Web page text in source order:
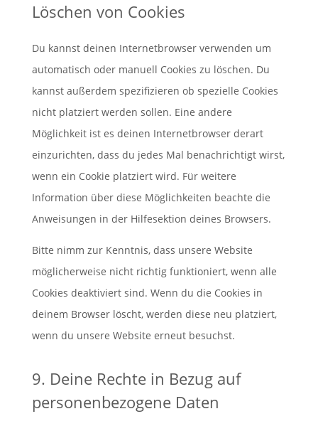
Löschen von Cookies
Du kannst deinen Internetbrowser verwenden um
automatisch oder manuell Cookies zu löschen. Du
kannst außerdem spezifizieren ob spezielle Cookies
nicht platziert werden sollen. Eine andere
Möglichkeit ist es deinen Internetbrowser derart
einzurichten, dass du jedes Mal benachrichtigt wirst,
wenn ein Cookie platziert wird. Für weitere
Information über diese Möglichkeiten beachte die
Anweisungen in der Hilfesektion deines Browsers.
Bitte nimm zur Kenntnis, dass unsere Website
möglicherweise nicht richtig funktioniert, wenn alle
Cookies deaktiviert sind. Wenn du die Cookies in
deinem Browser löscht, werden diese neu platziert,
wenn du unsere Website erneut besuchst.
9. Deine Rechte in Bezug auf
personenbezogene Daten